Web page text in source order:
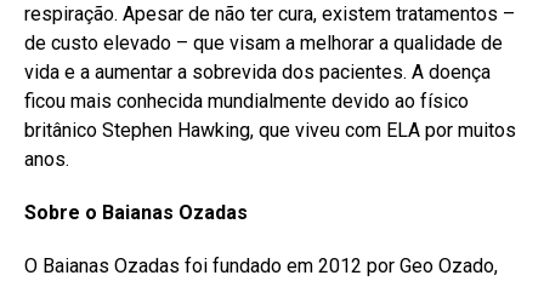
respiração. Apesar de não ter cura, existem tratamentos –
de custo elevado – que visam a melhorar a qualidade de
vida e a aumentar a sobrevida dos pacientes. A doença
ficou mais conhecida mundialmente devido ao físico
britânico Stephen Hawking, que viveu com ELA por muitos
anos.
Sobre o Baianas Ozadas
O Baianas Ozadas foi fundado em 2012 por Geo Ozado,